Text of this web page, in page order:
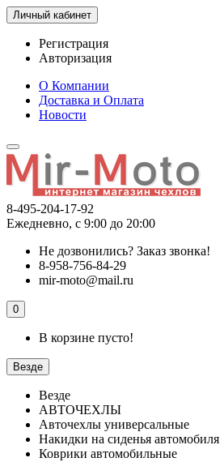
Личный кабинет
Регистрация
Авторизация
О Компании
Доставка и Оплата
Новости
8-495-204-17-92
Ежедневно, с 9:00 до 20:00
Не дозвонились? Заказ звонка!
8-958-756-84-29
mir-moto@mail.ru
0
В корзине пусто!
Везде
Везде
АВТОЧЕХЛЫ
Авточехлы универсальные
Накидки на сиденья автомобиля
Коврики автомобильные